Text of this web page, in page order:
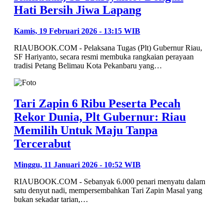
Hati Bersih Jiwa Lapang
Kamis, 19 Februari 2026 - 13:15 WIB
RIAUBOOK.COM - Pelaksana Tugas (Plt) Gubernur Riau,
SF Hariyanto, secara resmi membuka rangkaian perayaan
tradisi Petang Belimau Kota Pekanbaru yang…
Tari Zapin 6 Ribu Peserta Pecah
Rekor Dunia, Plt Gubernur: Riau
Memilih Untuk Maju Tanpa
Tercerabut
Minggu, 11 Januari 2026 - 10:52 WIB
RIAUBOOK.COM - Sebanyak 6.000 penari menyatu dalam
satu denyut nadi, mempersembahkan Tari Zapin Masal yang
bukan sekadar tarian,…